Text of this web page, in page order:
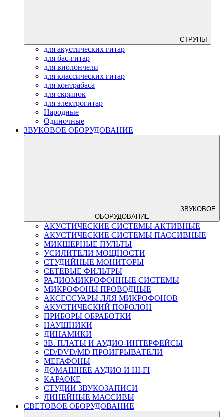
СТРУНЫ
для акустических гитар
для бас-гитар
для виолончели
для классических гитар
для контрабаса
для скрипок
для электрогитар
Народные
Одиночные
ЗВУКОВОЕ ОБОРУДОВАНИЕ
ЗВУКОВОЕ
ОБОРУДОВАНИЕ
АКУСТИЧЕСКИЕ СИСТЕМЫ АКТИВНЫЕ
АКУСТИЧЕСКИЕ СИСТЕМЫ ПАССИВНЫЕ
МИКШЕРНЫЕ ПУЛЬТЫ
УСИЛИТЕЛИ МОЩНОСТИ
СТУДИЙНЫЕ МОНИТОРЫ
СЕТЕВЫЕ ФИЛЬТРЫ
РАДИОМИКРОФОННЫЕ СИСТЕМЫ
МИКРОФОНЫ ПРОВОДНЫЕ
АКСЕССУАРЫ ЛЛЯ МИКРОФОНОВ
АКУСТИЧЕСКИЙ ПОРОЛОН
ПРИБОРЫ ОБРАБОТКИ
НАУШНИКИ
ДИНАМИКИ
ЗВ. ПЛАТЫ И АУДИО-ИНТЕРФЕЙСЫ
CD/DVD/MD ПРОИГРЫВАТЕЛИ
МЕГАФОНЫ
ДОМАШНЕЕ АУДИО И HI-FI
КАРАОКЕ
СТУДИИ ЗВУКОЗАПИСИ
ЛИНЕЙНЫЕ МАССИВЫ
СВЕТОВОЕ ОБОРУДОВАНИЕ